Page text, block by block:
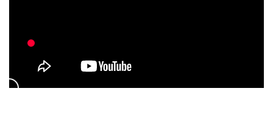
無理なくお仕事できる希望のシフトを教えてください○
まずは1体（1日体験入店）から始めませんか？！